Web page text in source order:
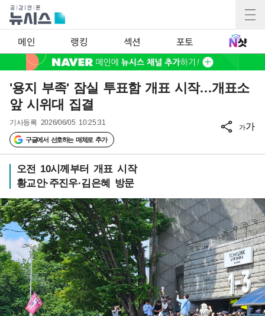
메인 랭킹 섹션 포토
'용지 부족' 잠실 투표함 개표 시작…개표소
앞 시위대 집결
기사등록 2026/06/05 10:25:31
구글에서 선호하는 매체로 추가
가가
오전 10시께부터 개표 시작
황교안·주진우·김은혜 방문